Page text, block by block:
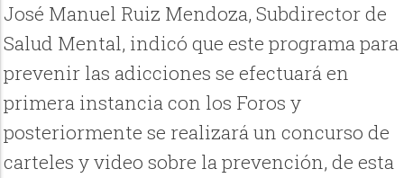
José Manuel Ruiz Mendoza, Subdirector de
Salud Mental, indicó que este programa para
prevenir las adicciones se efectuará en
primera instancia con los Foros y
posteriormente se realizará un concurso de
carteles y video sobre la prevención, de esta